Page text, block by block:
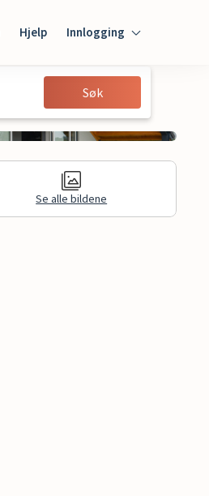
Hjelp Innlogging
Innlogging
Gjest
Søk
Se alle bildene